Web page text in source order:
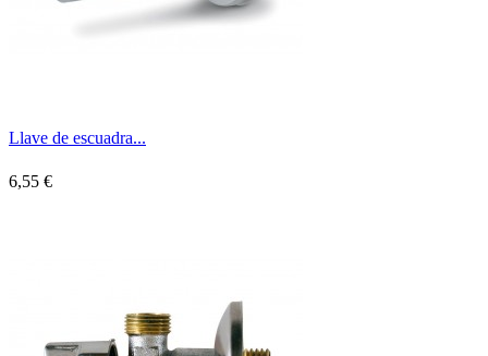
Llave de escuadra...
6,55 €